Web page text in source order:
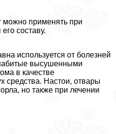
применять при
составу.
используется от болезней
высушенными
в качестве
средства. Настои, отвары
но также при лечении